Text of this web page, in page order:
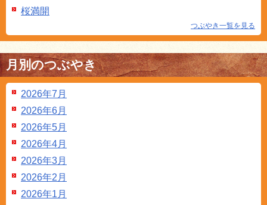
桜満開
つぶやき一覧を見る
月別のつぶやき
2026年7月
2026年6月
2026年5月
2026年4月
2026年3月
2026年2月
2026年1月